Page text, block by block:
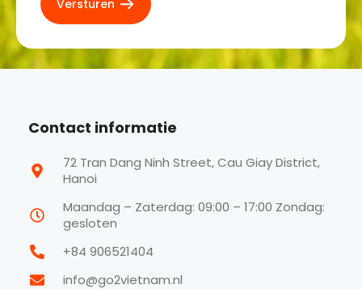
Contact informatie
72 Tran Dang Ninh Street, Cau Giay District,
Hanoi
Maandag – Zaterdag: 09:00 – 17:00 Zondag:
gesloten
+84 906521404
info@go2vietnam.nl